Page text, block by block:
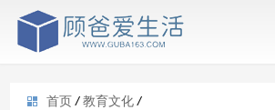
首页 / 教育文化 /